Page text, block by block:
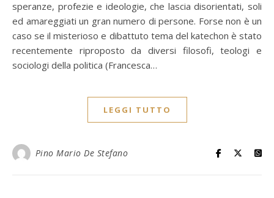
speranze, profezie e ideologie, che lascia disorientati, soli
ed amareggiati un gran numero di persone. Forse non è un
caso se il misterioso e dibattuto tema del katechon è stato
recentemente riproposto da diversi filosofi, teologi e
sociologi della politica (Francesca…
LEGGI TUTTO
Pino Mario De Stefano